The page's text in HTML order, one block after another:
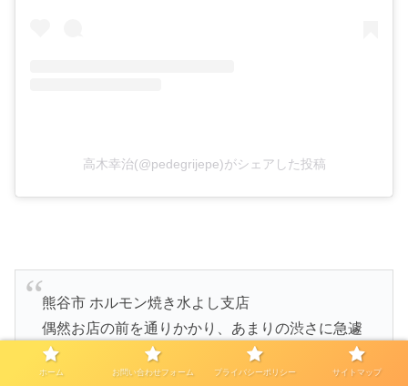
高木幸治(@pedegrijepe)がシェアした投稿
熊谷市 ホルモン焼き水よし支店
偶然お店の前を通りかかり、あまりの渋さに急遽
突撃！肉が安くて旨い～味噌を着けて食べるタイ
プ、僕はハラミが特に良かったです！ライスはこ
ホーム お問い合わせフォーム プライバシーポリシー サイトマップ